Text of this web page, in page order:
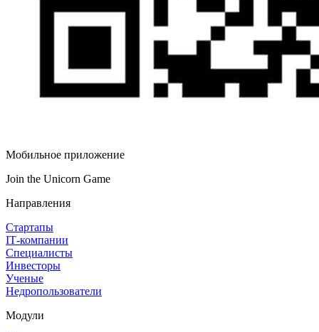
Мобильное приложение
Join the Unicorn Game
Направления
Стартапы
IT‑компании
Специалисты
Инвесторы
Ученые
Недропользователи
Модули